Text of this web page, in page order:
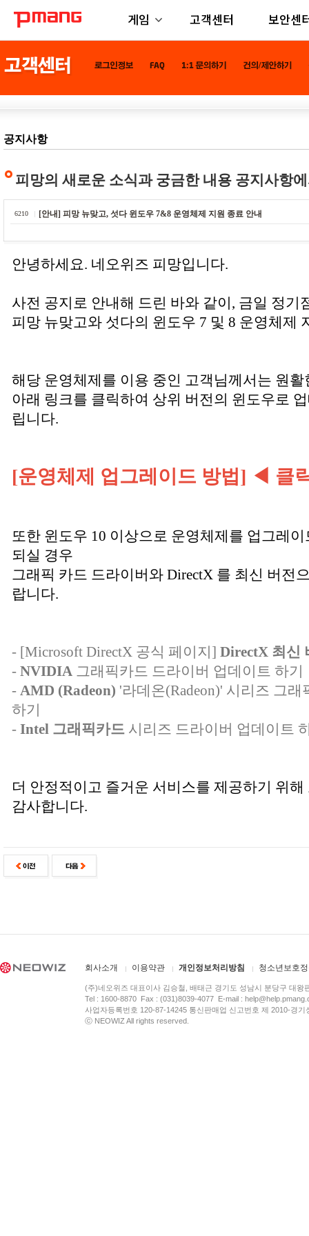
게임 고객센터 보안센
공지사항
피망의 새로운 소식과 궁금한 내용 공지사항
6210 [안내] 피망 뉴맞고, 섯다 윈도우 7&8 운영체제 지원 종료 안내
안녕하세요. 네오위즈 피망입니다.
사전 공지로 안내해 드린 바와 같이, 금일 정기
피망 뉴맞고와 섯다의 윈도우 7 및 8 운영체제
해당 운영체제를 이용 중인 고객님께서는 원
아래 링크를 클릭하여 상위 버전의 윈도우로
립니다.
[운영체제 업그레이드 방법] ◀ 클
또한 윈도우 10 이상으로 운영체제를 업그레
되실 경우
그래픽 카드 드라이버와 DirectX 를 최신 버전
랍니다.
- [Microsoft DirectX 공식 페이지] DirectX 최신
- NVIDIA 그래픽카드 드라이버 업데이트 하기
- AMD (Radeon) '라데온(Radeon)' 시리즈 그
하기
- Intel 그래픽카드 시리즈 드라이버 업데이트
더 안정적이고 즐거운 서비스를 제공하기 위
감사합니다.
회사소개 이용약관 개인정보처리방침 청소년보호
(주)네오위즈 대표이사 김승철, 배태근 경기도 성남시 분당구 대왕
Tel : 1600-8870 Fax : (031)8039-4077 E-mail :
사업자등록번호 120-87-14245 통신판매업 신고번호 제 2010-경
ⓒ NEOWIZ All rights reserved.